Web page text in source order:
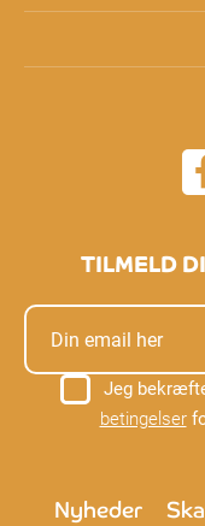
TILMELD
Jeg
betingelser
Nyheder